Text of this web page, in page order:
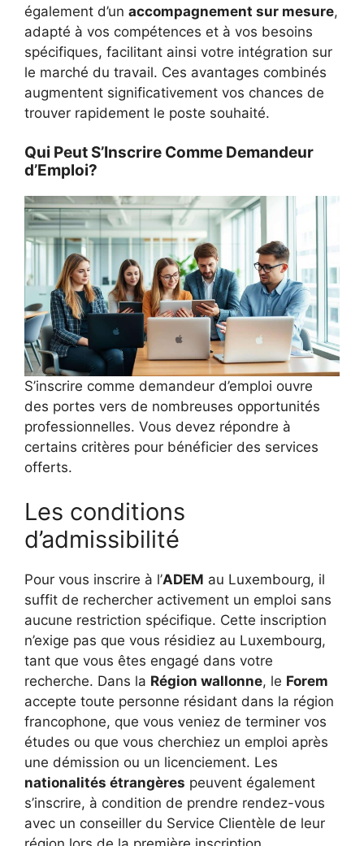
également d’un accompagnement sur mesure,
adapté à vos compétences et à vos besoins
spécifiques, facilitant ainsi votre intégration sur
le marché du travail. Ces avantages combinés
augmentent significativement vos chances de
trouver rapidement le poste souhaité.
Qui Peut S’Inscrire Comme Demandeur
d’Emploi?
S’inscrire comme demandeur d’emploi ouvre
des portes vers de nombreuses opportunités
professionnelles. Vous devez répondre à
certains critères pour bénéficier des services
offerts.
Les conditions
d’admissibilité
Pour vous inscrire à l’ADEM au Luxembourg, il
suffit de rechercher activement un emploi sans
aucune restriction spécifique. Cette inscription
n’exige pas que vous résidiez au Luxembourg,
tant que vous êtes engagé dans votre
recherche. Dans la Région wallonne, le Forem
accepte toute personne résidant dans la région
francophone, que vous veniez de terminer vos
études ou que vous cherchiez un emploi après
une démission ou un licenciement. Les
nationalités étrangères peuvent également
s’inscrire, à condition de prendre rendez-vous
avec un conseiller du Service Clientèle de leur